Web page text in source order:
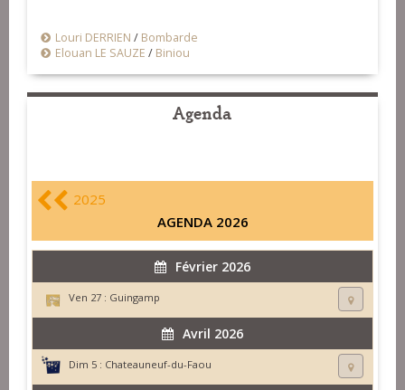
Louri DERRIEN / Bombarde
Elouan LE SAUZE / Biniou
Agenda
2025
AGENDA 2026
Février 2026
Ven 27 : Guingamp
Avril 2026
Dim 5 : Chateauneuf-du-Faou